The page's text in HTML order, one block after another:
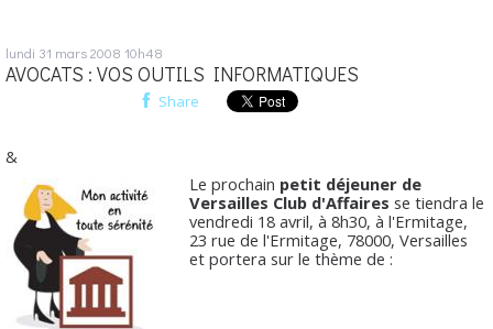
lundi 31 mars 2008 10h48
AVOCATS : VOS OUTILS INFORMATIQUES
Share
&
Le prochain petit déjeuner de
Versailles Club d'Affaires se tiendra le
vendredi 18 avril, à 8h30, à l'Ermitage,
23 rue de l'Ermitage, 78000, Versailles
et portera sur le thème de :